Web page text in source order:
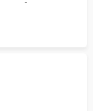
системы,
поплавка.